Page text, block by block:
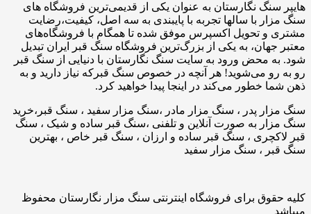
هایپر سنگ نگارستان به عنوان یکی از قدیمی‌ترین فروشگاه های
سنگ مزار با سالها تجربه با پایبندی به سه اصل، کیفیت،رضایت
مشتری و تحویل اکسپرس موفق شده تا همگام با فروشگاه‌های
معتبر جهان، به یکی از بزرگ‌ترین فروشگاه سنگ قبر ایران تبدیل
شود. به محض ورود به سایت سنگ نگارستان با دنیایی از سنگ قبر
رو به رو می‌شوید! هر آنچه در خصوص سنگ قبرکه نیاز دارید و به
ذهن شما خطور می‌کند در اینجا پیدا خواهید کرد.
سنگ مزار پدر ، سنگ مزار مادر ،سنگ مزار سفید ، سنگ قبر،خرید
سنگ مزار به صورت آنلاین و تلفنی ،سنگ قبر ساده و شیک ، سنگ
قبر لاکچری ، سنگ قبر ساده و ارزان ، سنگ قبر خاص ، بهترین
سنگ قبر ، سنگ مزار سفید
کلیه حقوق برای فروشگاه اینترنتی سنگ مزار نگارستان محفوظ
میباشد